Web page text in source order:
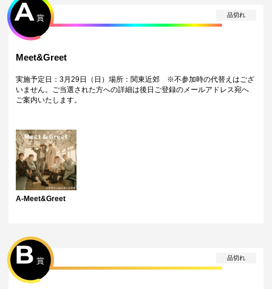
かじめご了承ください。
【B賞 ご当選者様のお名前入り！直筆サイン入りポストカード】につき
まして
・当選後オプション欄に「ご希望のお名前」をご当選分ご記入くださ
ご記入いただいた内容が文章と判断された場合はお名前のみの記載とな
注意事項
・景品に使用する写真や素材はやむを得ない事情により、後日撮影した
・景品デザインはイメージです。状況によりデザイン・仕様が変更とな
る可能性がございます。
・景品の種類または景品デザインによってサイズが異なる場合がござい
ます。
・くじご利用後のお客様都合での景品のキャンセル・返品・交換はいた
しかねます。
・景品の配送完了から1ヶ月経過後にお問合せいただいた景品の不備、未
到着に関する対応は原則いたしかねます。
クション等への出品、その他営利目的での転売は禁止しております。
・運営様の都合により、一部サイン入り景品がご用意ができなくなる場
合がございます。その場合、別のサイン入り景品に変更させていただく
可能性がございます。（該当者には別途メールにてご連絡させていただ
きます。）
品切れ
A 賞
Meet&Greet
実施予定日：3月29日（日）場所：関東近郊 ※不参加時の代替えはござ
いません。ご当選された方への詳細は後日ご登録のメールアドレス宛へ
ご案内いたします。
A-Meet&Greet
品切れ
B 賞